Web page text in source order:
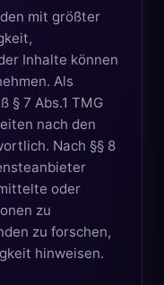
mit größter
Inhalte können
Als
§ 7 Abs.1 TMG
nach den
Nach §§ 8
oder
zu
zu forschen,
hinweisen.